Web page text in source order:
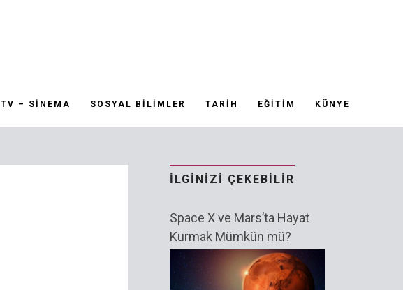
TV – SINEMA SOSYAL BILIMLER TARIH EĞITIM KÜNYE
İLGINIZI ÇEKEBILIR
Space X ve Mars’ta Hayat
Kurmak Mümkün mü?